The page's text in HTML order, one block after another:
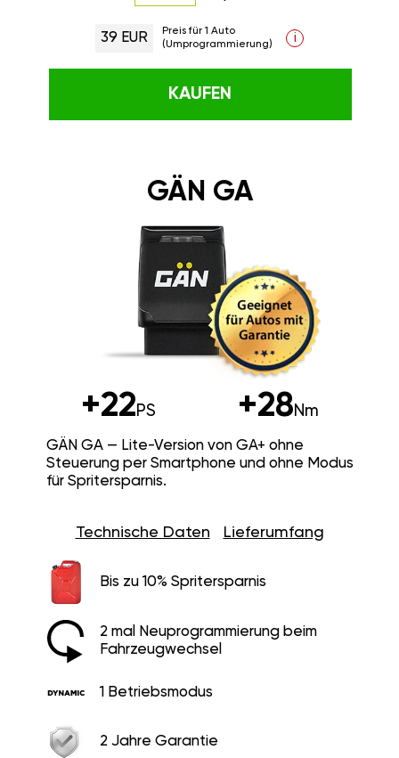
39 EUR
Preis für 1 Auto
(Umprogrammierung)
i
KAUFEN
GÄN GA
+22PS +28Nm
GÄN GA — Lite-Version von GA+ ohne
Steuerung per Smartphone und ohne Modus
für Spritersparnis.
Technische Daten Lieferumfang
Bis zu 10% Spritersparnis
2 mal Neuprogrammierung beim
Fahrzeugwechsel
1 Betriebsmodus
2 Jahre Garantie